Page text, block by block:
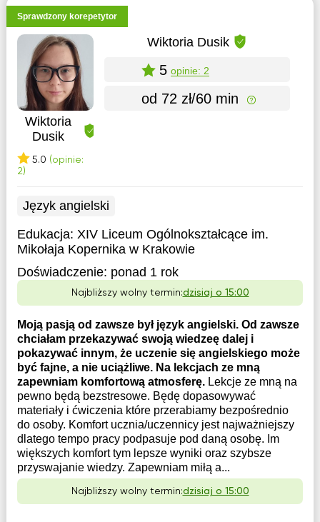
Sprawdzony korepetytor
Wiktoria
Dusik
5.0 (opinie:
2)
Wiktoria Dusik
5 opinie: 2
od 72 zł/60 min
Język angielski
Edukacja: XIV Liceum Ogólnokształcące im.
Mikołaja Kopernika w Krakowie
Doświadczenie: ponad 1 rok
Najbliższy wolny termin:dzisiaj o 15:00
Moją pasją od zawsze był język angielski. Od zawsze
chciałam przekazywać swoją wiedzeę dalej i
pokazywać innym, że uczenie się angielskiego może
być fajne, a nie uciążliwe. Na lekcjach ze mną
zapewniam komfortową atmosferę. Lekcje ze mną na
pewno będą bezstresowe. Będę dopasowywać
materiały i ćwiczenia które przerabiamy bezpośrednio
do osoby. Komfort ucznia/uczennicy jest najważniejszy
dlatego tempo pracy podpasuje pod daną osobę. Im
większych komfort tym lepsze wyniki oraz szybsze
przyswajanie wiedzy. Zapewniam miłą a...
Najbliższy wolny termin:dzisiaj o 15:00